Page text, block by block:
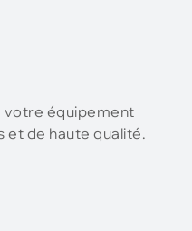
votre équipement
et de haute qualité.